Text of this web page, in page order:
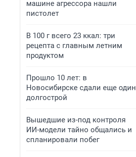
машине агрессора нашли
пистолет
В 100 г всего 23 ккал: три
рецепта с главным летним
продуктом
Прошло 10 лет: в
Новосибирске сдали еще один
долгострой
Вышедшие из-под контроля
ИИ-модели тайно общались и
спланировали побег